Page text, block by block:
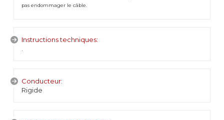
pas endommager le câble.
Instructions techniques:
Conducteur:
Rigide